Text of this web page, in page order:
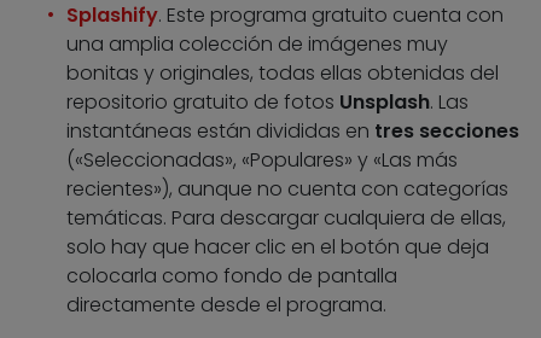
Splashify. Este programa gratuito cuenta con
una amplia colección de imágenes muy
bonitas y originales, todas ellas obtenidas del
repositorio gratuito de fotos Unsplash. Las
instantáneas están divididas en tres secciones
(«Seleccionadas», «Populares» y «Las más
recientes»), aunque no cuenta con categorías
temáticas. Para descargar cualquiera de ellas,
solo hay que hacer clic en el botón que deja
colocarla como fondo de pantalla
directamente desde el programa.